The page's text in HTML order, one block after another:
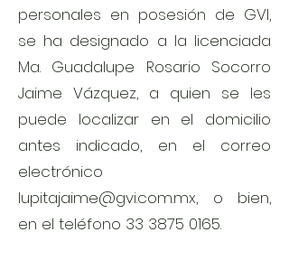
personales en posesión de GVI,
se ha designado a la licenciada
Ma. Guadalupe Rosario Socorro
Jaime Vázquez, a quien se les
puede localizar en el domicilio
antes indicado, en el correo
electrónico
lupitajaime@gvi.com.mx, o bien,
en el teléfono 33 3875 0165.